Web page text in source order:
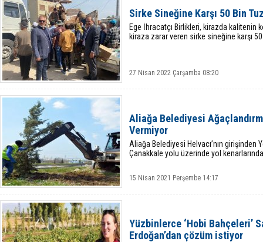
Sirke Sineğine Karşı 50 Bin
Ege İhracatçı Birlikleri, kirazda kalitenin
kiraza zarar veren sirke sineğine karşı
27 Nisan 2022 Çarşamba 08:20
Aliağa Belediyesi
Vermiyor
Aliağa Belediyesi Helvacı’nın girişinden
Çanakkale yolu üzerinde yol
15 Nisan 2021 Perşembe 14:17
Yüzbinlerce ‘Hobi Bahçeleri’
Erdoğan’dan çözüm istiyor